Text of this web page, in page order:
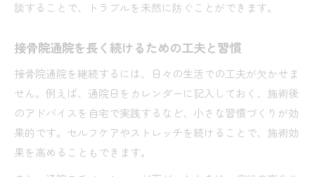
談することで、トラブルを未然に防ぐことができます。
接骨院通院を長く続けるための工夫と習慣
接骨院通院を継続するには、日々の生活での工夫が欠かせま
せん。例えば、通院日をカレンダーに記入しておく、施術後
のアドバイスを自宅で実践するなど、小さな習慣づくりが効
果的です。セルフケアやストレッチを続けることで、施術効
果を高めることもできます。